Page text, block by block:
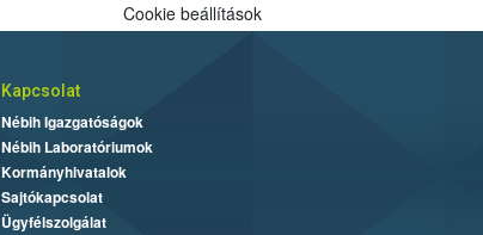
Cookie beállítások
Kapcsolat
Nébih Igazgatóságok
Nébih Laboratóriumok
Kormányhivatalok
Sajtókapcsolat
Ügyfélszolgálat